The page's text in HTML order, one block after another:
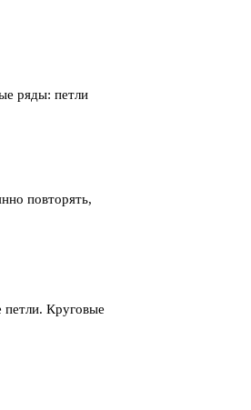
ряды: петли
повторять,
Круговые